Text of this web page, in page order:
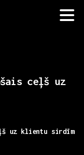
ceļš uz
uz klientu sirdīm